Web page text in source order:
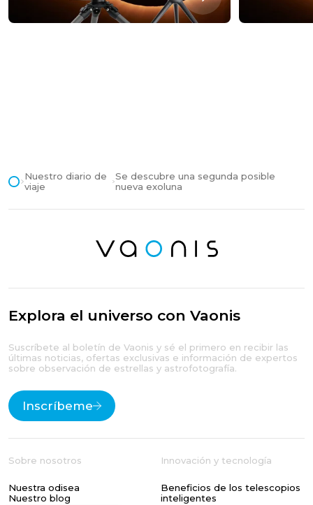
Nuestro diario de
viaje
Se descubre una segunda posible
nueva exoluna
Sobre nosotros
Nuestra odisea
Nuestro blog
Innovación y tecnología
Beneficios de los telescopios
inteligentes
Explora el universo con Vaonis
Suscríbete al boletín de Vaonis y sé el primero en recibir las
últimas noticias, ofertas exclusivas e información de expertos
sobre observación de estrellas y astrofotografía.
Inscríbeme